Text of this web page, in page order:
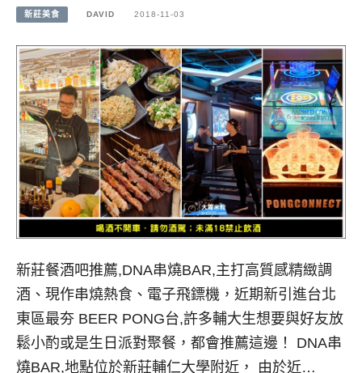
新莊美食 DAVID 2018-11-03
新莊餐酒吧推薦,DNA串燒BAR,主打高質感精緻調
酒、現作串燒熱食、電子飛鏢機，近期新引進台北
東區最夯 BEER PONG台,許多輔大生想要與好友放
鬆小酌或是生日派對聚餐，都會推薦這邊！ DNA串
燒BAR,地點位於新莊輔仁大學附近， 由於近…